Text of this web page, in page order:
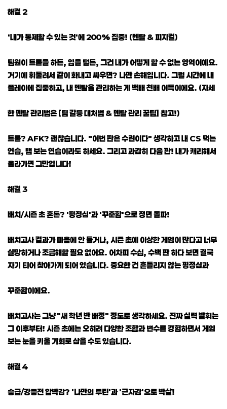
해결 2
'내가 통제할 수 있는 것'에 200% 집중! (멘탈 & 피지컬)
팀원이 트롤을 하든, 입을 털든, 그건 내가 어떻게 할 수 없는 영역이에요.
거기에 휘둘려서 같이 화내고 싸우면? 나만 손해입니다. 그럴 시간에 내
플레이에 집중하고, 내 멘탈을 관리하는 게 백배 천배 이득이에요. (자세
한 멘탈 관리법은 [팀 갈등 대처법 & 멘탈 관리 꿀팁] 참고!)
트롤? AFK? 괜찮습니다. "이번 판은 수련이다" 생각하고 내 CS 먹는
연습, 맵 보는 연습이라도 하세요. 그리고 과감히 다음 판! 내가 캐리해서
올라가면 그만입니다!
해결 3
배치/시즌 초 혼돈? '평정심'과 '꾸준함'으로 정면 돌파!
배치고사 결과가 마음에 안 들거나, 시즌 초에 이상한 게임이 많다고 너무
실망하거나 조급해할 필요 없어요. 어차피 수십, 수백 판 하다 보면 결국
자기 티어 찾아가게 되어 있습니다. 중요한 건 흔들리지 않는 평정심과
꾸준함이에요.
배치고사는 그냥 "새 학년 반 배정" 정도로 생각하세요. 진짜 실력 발휘는
그 이후부터! 시즌 초에는 오히려 다양한 조합과 변수를 경험하면서 게임
보는 눈을 키울 기회로 삼을 수도 있습니다.
해결 4
승급/강등전 압박감? '나만의 루틴'과 '근자감'으로 박살!